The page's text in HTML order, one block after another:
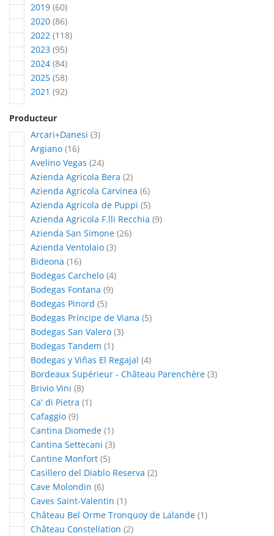
2019 60articles
2020 86articles
2022 118articles
2023 95articles
2024 84articles
2025 58articles
2021 92articles
Producteur
Arcari+Danesi 3articles
Argiano 16articles
Avelino Vegas 24articles
Azienda Agricola Bera 2articles
Azienda Agricola Carvinea 6articles
Azienda Agricola de Puppi 5articles
Azienda Agricola F.lli Recchia 9articles
Azienda San Simone 26articles
Azienda Ventolaio 3articles
Bideona 16articles
Bodegas Carchelo 4articles
Bodegas Fontana 9articles
Bodegas Pinord 5articles
Bodegas Príncipe de Viana 5articles
Bodegas San Valero 3articles
Bodegas Tandem 1article
Bodegas y Viñas El Regajal 4articles
Bordeaux Supérieur - Château Parenchère 3articles
Brivio Vini 8articles
Ca' di Pietra 1article
Cafaggio 9articles
Cantina Diomede 1article
Cantina Settecani 3articles
Cantine Monfort 5articles
Casillero del Diablo Reserva 2articles
Cave Molondin 6articles
Caves Saint-Valentin 1article
Château Bel Orme Tronquoy de Lalande 1article
Château Constellation 2articles